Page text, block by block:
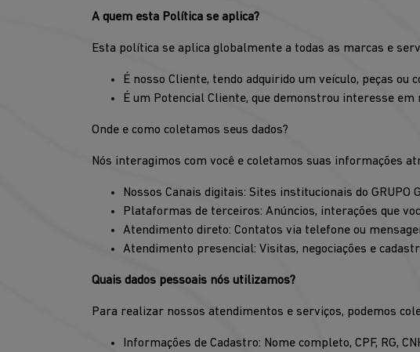
A quem esta Política se aplica?
Esta política se aplica globalmente a todas as marcas e
É nosso Cliente, tendo adquirido um veículo, peças ou
É um Potencial Cliente, que demonstrou interesse
Onde e como coletamos seus dados?
Nós interagimos com você e coletamos suas informações
Nossos Canais digitais: Sites institucionais do GRUPO
Plataformas de terceiros: Anúncios, interações que
Atendimento direto: Contatos via telefone ou
Atendimento presencial: Visitas, negociações e
Quais dados pessoais nós utilizamos?
Para realizar nossos atendimentos e serviços, podemos
Informações de Cadastro: Nome completo, CPF, RG,